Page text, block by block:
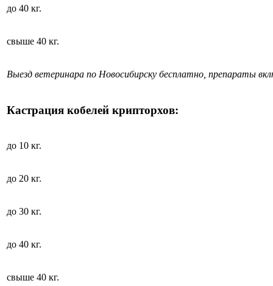
до 40 кг.
свыше 40 кг.
Выезд ветеринара по Новосибирску бесплатно, препараты
Кастрация кобелей крипторхов:
до 10 кг.
до 20 кг.
до 30 кг.
до 40 кг.
свыше 40 кг.